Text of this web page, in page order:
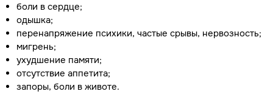
боли в сердце;
одышка;
перенапряжение психики, частые срывы, нервозность;
мигрень;
ухудшение памяти;
отсутствие аппетита;
запоры, боли в животе.